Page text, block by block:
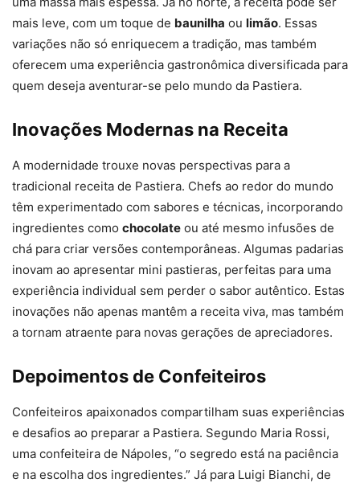
mais leve, com um toque de baunilha ou limão. Essas
variações não só enriquecem a tradição, mas também
oferecem uma experiência gastronômica diversificada para
quem deseja aventurar-se pelo mundo da Pastiera.
Inovações Modernas na Receita
A modernidade trouxe novas perspectivas para a
tradicional receita de Pastiera. Chefs ao redor do mundo
têm experimentado com sabores e técnicas, incorporando
ingredientes como chocolate ou até mesmo infusões de
chá para criar versões contemporâneas. Algumas padarias
inovam ao apresentar mini pastieras, perfeitas para uma
experiência individual sem perder o sabor autêntico. Estas
inovações não apenas mantêm a receita viva, mas também
a tornam atraente para novas gerações de apreciadores.
Depoimentos de Confeiteiros
Confeiteiros apaixonados compartilham suas experiências
e desafios ao preparar a Pastiera. Segundo Maria Rossi,
uma confeiteira de Nápoles, “o segredo está na paciência
e na escolha dos ingredientes.” Já para Luigi Bianchi, de